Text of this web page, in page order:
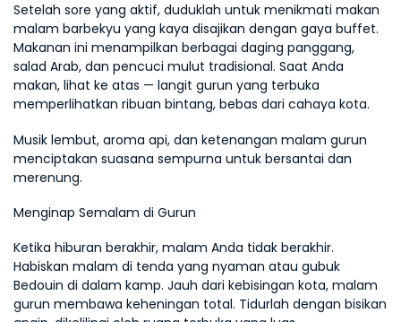
Setelah sore yang aktif, duduklah untuk menikmati makan
malam barbekyu yang kaya disajikan dengan gaya buffet.
Makanan ini menampilkan berbagai daging panggang,
salad Arab, dan pencuci mulut tradisional. Saat Anda
makan, lihat ke atas — langit gurun yang terbuka
memperlihatkan ribuan bintang, bebas dari cahaya kota.
Musik lembut, aroma api, dan ketenangan malam gurun
menciptakan suasana sempurna untuk bersantai dan
merenung.
Menginap Semalam di Gurun
Ketika hiburan berakhir, malam Anda tidak berakhir.
Habiskan malam di tenda yang nyaman atau gubuk
Bedouin di dalam kamp. Jauh dari kebisingan kota, malam
gurun membawa keheningan total. Tidurlah dengan bisikan